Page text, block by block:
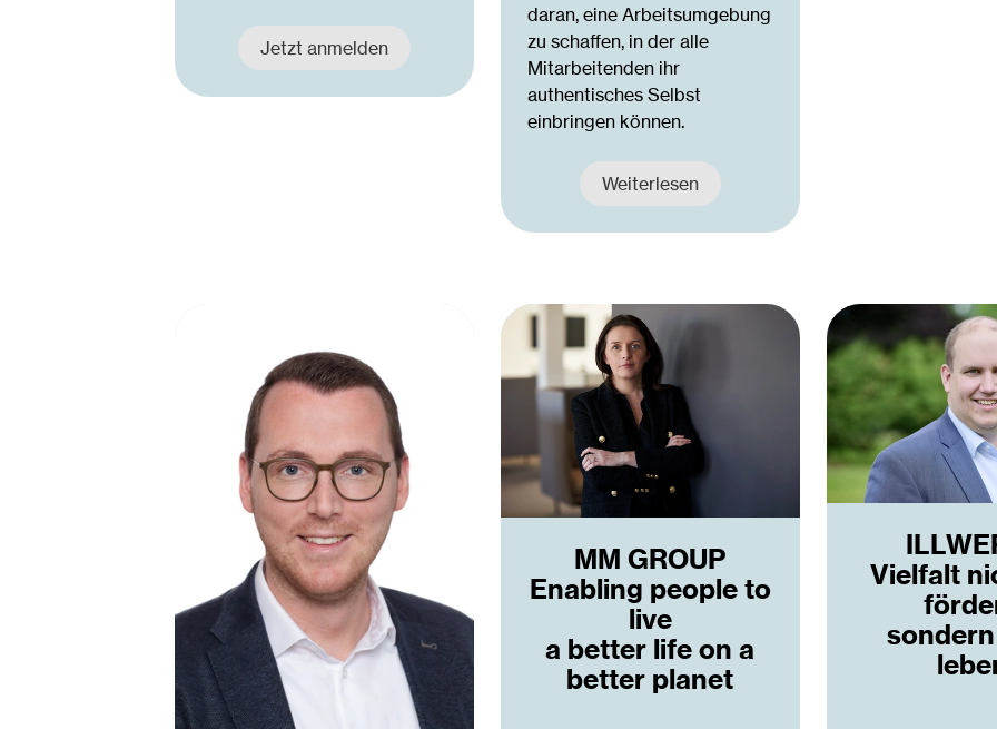
Jetzt anmelden
daran, eine Arbeitsumgebung
zu schaffen, in der alle
Mitarbeitenden ihr
authentisches Selbst
einbringen können.
Weiterlesen
MM GROUP
Enabling people to
live
a better life on a
better planet
Vielfalt